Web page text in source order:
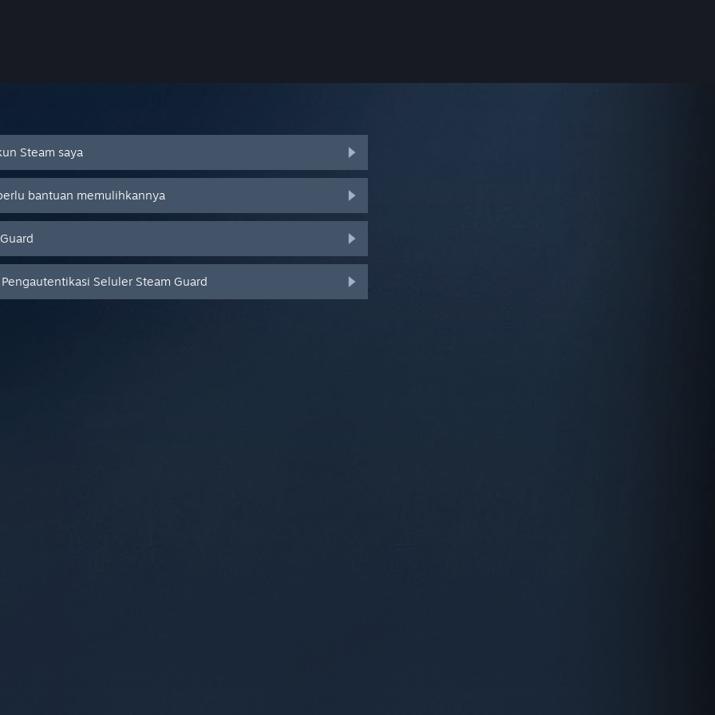
Steam saya
bantuan memulihkannya
Seluler Steam Guard